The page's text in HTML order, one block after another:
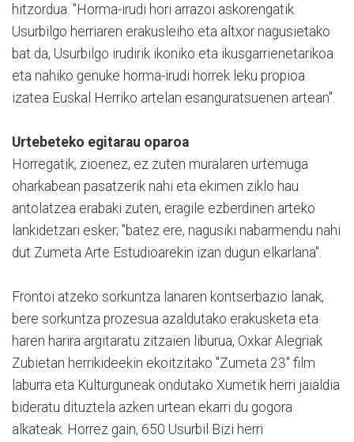
hitzordua. "Horma-irudi hori arrazoi askorengatik
Usurbilgo herriaren erakusleiho eta altxor nagusietako
bat da, Usurbilgo irudirik ikoniko eta ikusgarrienetarikoa
eta nahiko genuke horma-irudi horrek leku propioa
izatea Euskal Herriko artelan esanguratsuenen artean".
Urtebeteko egitarau oparoa
Horregatik, zioenez, ez zuten muralaren urtemuga
oharkabean pasatzerik nahi eta ekimen ziklo hau
antolatzea erabaki zuten, eragile ezberdinen arteko
lankidetzari esker; "batez ere, nagusiki nabarmendu nahi
dut Zumeta Arte Estudioarekin izan dugun elkarlana".
Frontoi atzeko sorkuntza lanaren kontserbazio lanak,
bere sorkuntza prozesua azaldutako erakusketa eta
haren harira argitaratu zitzaien liburua, Oxkar Alegriak
Zubietan herrikideekin ekoitzitako "Zumeta 23" film
laburra eta Kulturguneak ondutako Xumetik herri jaialdia
bideratu dituztela azken urtean ekarri du gogora
alkateak. Horrez gain, 650 Usurbil Bizi herri